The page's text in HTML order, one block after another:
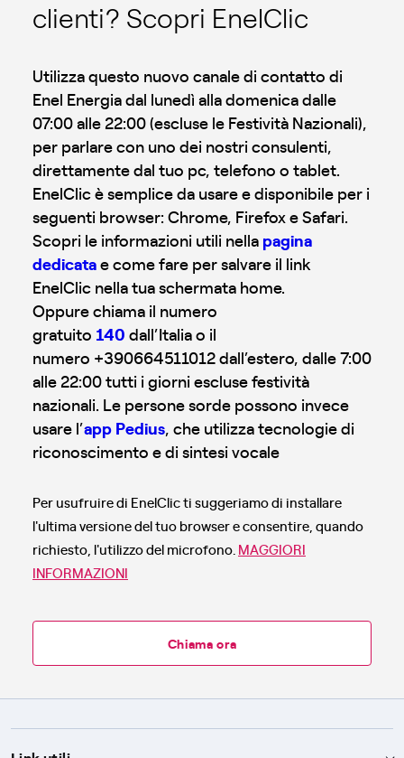
clienti? Scopri EnelClic
Utilizza questo nuovo canale di contatto di
Enel Energia dal lunedì alla domenica dalle
07:00 alle 22:00 (escluse le Festività Nazionali),
per parlare con uno dei nostri consulenti,
direttamente dal tuo pc, telefono o tablet.
EnelClic è semplice da usare e disponibile per i
seguenti browser: Chrome, Firefox e Safari.
Scopri le informazioni utili nella pagina
dedicatae come fare per salvare il link
EnelClic nella tua schermata home.
Oppure chiama il numero
gratuito 140 dall’Italia o il
numero +390664511012 dall’estero, dalle 7:00
alle 22:00 tutti i giorni escluse festività
nazionali. Le persone sorde possono invece
usare l’app Pedius, che utilizza tecnologie di
riconoscimento e di sintesi vocale
Per usufruire di EnelClic ti suggeriamo di installare
l'ultima versione del tuo browser e consentire, quando
richiesto, l'utilizzo del microfono. MAGGIORI
INFORMAZIONI
Chiama ora